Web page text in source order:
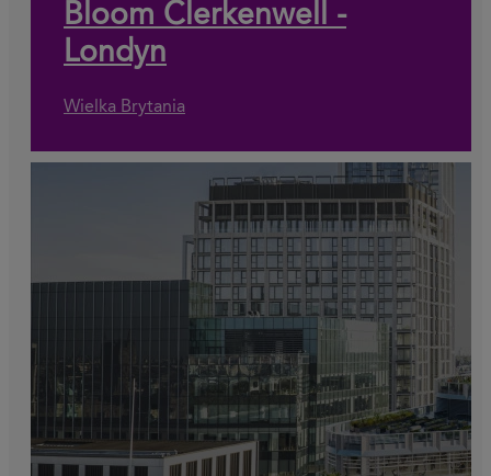
Bloom Clerkenwell -
Londyn
Wielka Brytania